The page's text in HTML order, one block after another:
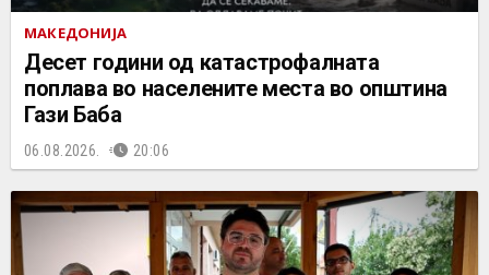
МАКЕДОНИЈА
Десет години од катастрофалната
поплава во населените места во општина
Гази Баба
06.08.2026. 20:06